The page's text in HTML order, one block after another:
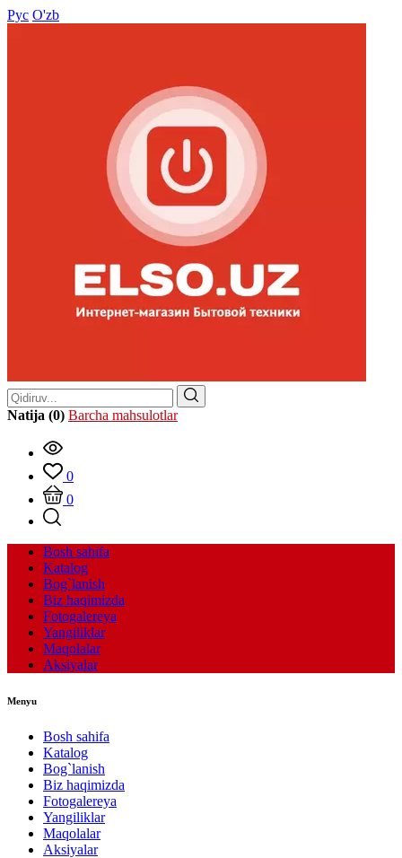
Рус O'zb
Natija (0) Barcha mahsulotlar
0
0
Bosh sahifa
Katalog
Bog`lanish
Biz haqimizda
Fotogalereya
Yangiliklar
Maqolalar
Aksiyalar
Menyu
Bosh sahifa
Katalog
Bog`lanish
Biz haqimizda
Fotogalereya
Yangiliklar
Maqolalar
Aksiyalar